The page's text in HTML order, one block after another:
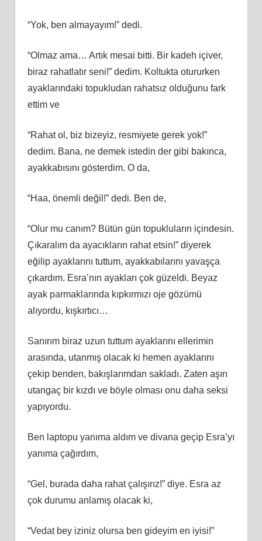
“Yok, ben almayayım!” dedi.
“Olmaz ama… Artık mesai bitti. Bir kadeh içiver,
biraz rahatlatır seni!” dedim. Koltukta otururken
ayaklarındaki topukludan rahatsız olduğunu fark
ettim ve
“Rahat ol, biz bizeyiz, resmiyete gerek yok!”
dedim. Bana, ne demek istedin der gibi bakınca,
ayakkabısını gösterdim. O da,
“Haa, önemli değil!” dedi. Ben de,
“Olur mu canım? Bütün gün topukluların içindesin.
Çıkaralım da ayacıkların rahat etsin!” diyerek
eğilip ayaklarını tuttum, ayakkabılarını yavaşça
çıkardım. Esra’nın ayakları çok güzeldi. Beyaz
ayak parmaklarında kıpkırmızı oje gözümü
alıyordu, kışkırtıcı…
Sanırım biraz uzun tuttum ayaklarını ellerimin
arasında, utanmış olacak ki hemen ayaklarını
çekip benden, bakışlarımdan sakladı. Zaten aşırı
utangaç bir kızdı ve böyle olması onu daha seksi
yapıyordu.
Ben laptopu yanıma aldım ve divana geçip Esra’yı
yanıma çağırdım,
“Gel, burada daha rahat çalışırız!” diye. Esra az
çok durumu anlamış olacak ki,
“Vedat bey iziniz olursa ben gideyim en iyisi!”